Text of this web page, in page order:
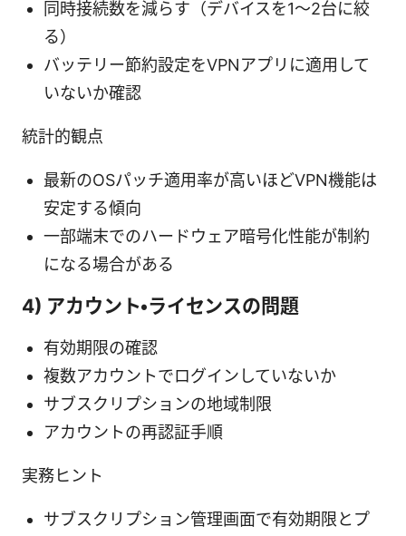
同時接続数を減らす（デバイスを1～2台に絞
る）
バッテリー節約設定をVPNアプリに適用して
いないか確認
統計的観点
最新のOSパッチ適用率が高いほどVPN機能は
安定する傾向
一部端末でのハードウェア暗号化性能が制約
になる場合がある
4) アカウント・ライセンスの問題
有効期限の確認
複数アカウントでログインしていないか
サブスクリプションの地域制限
アカウントの再認証手順
実務ヒント
サブスクリプション管理画面で有効期限とプ